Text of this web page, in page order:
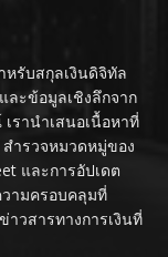
รับสกุลเงินดิจิทัล
ละข้อมูลเชิงลึกจาก
รานำเสนอเนื้อหาที่
ำรวจหมวดหมู่ของ
และการอัปเดต
ามครอบคลุมที่
าวสารทางการเงินที่